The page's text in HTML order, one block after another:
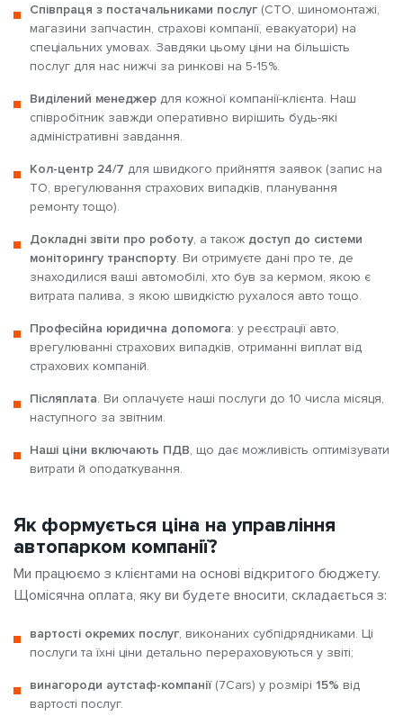
Співпраця з постачальниками послуг(СТО, шиномонтажі,
магазини запчастин, страхові компанії, евакуатори) на
спеціальних умовах. Завдяки цьому ціни на більшість
послуг для нас нижчі за ринкові на 5-15%.
Виділений менеджер для кожної компанії-клієнта. Наш
співробітник завжди оперативно вирішить будь-які
адміністративні завдання.
Кол-центр 24/7 для швидкого прийняття заявок (запис на
ТО, врегулювання страхових випадків, планування
ремонту тощо).
Докладні звіти про роботу, а також доступ до системи
моніторингу транспорту. Ви отримуєте дані про те, де
знаходилися ваші автомобілі, хто був за кермом, якою є
витрата палива, з якою швидкістю рухалося авто тощо.
Професійна юридична допомога: у реєстрації авто,
врегулюванні страхових випадків, отриманні виплат від
страхових компаній.
Післяплата. Ви оплачуєте наші послуги до 10 числа місяця,
наступного за звітним.
Наші ціни включають ПДВ, що дає можливість оптимізувати
витрати й оподаткування.
Як формується ціна на управління
автопарком компанії?
Ми працюємо з клієнтами на основі відкритого бюджету.
Щомісячна оплата, яку ви будете вносити, складається з:
вартості окремих послуг, виконаних субпідрядниками. Ці
послуги та їхні ціни детально перераховуються у звіті;
винагороди аутстаф-компанії(7Cars) у розмірі 15% від
вартості послуг.